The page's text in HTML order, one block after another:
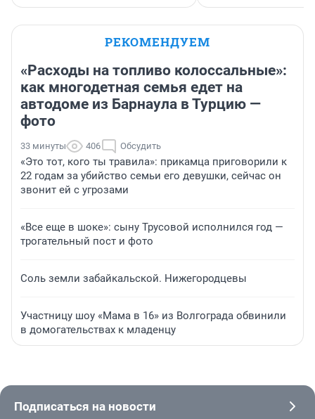
РЕКОМЕНДУЕМ
«Расходы на топливо колоссальные»:
как многодетная семья едет на
автодоме из Барнаула в Турцию —
фото
33 минуты 406 Обсудить
«Это тот, кого ты травила»: прикамца приговорили к
22 годам за убийство семьи его девушки, сейчас он
звонит ей с угрозами
«Все еще в шоке»: сыну Трусовой исполнился год —
трогательный пост и фото
Соль земли забайкальской. Нижегородцевы
Участницу шоу «Мама в 16» из Волгограда обвинили
в домогательствах к младенцу
Подписаться на новости